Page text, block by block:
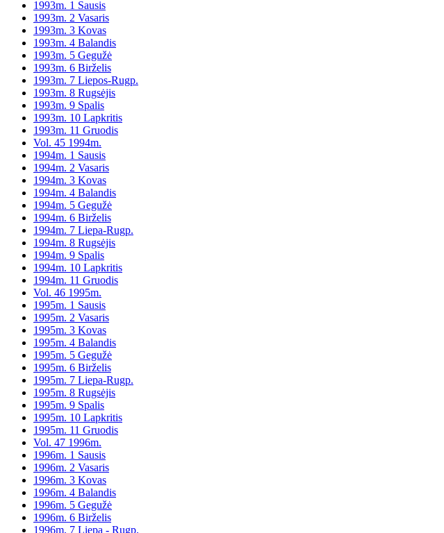
1993m. 1 Sausis
1993m. 2 Vasaris
1993m. 3 Kovas
1993m. 4 Balandis
1993m. 5 Gegužė
1993m. 6 Birželis
1993m. 7 Liepos-Rugp.
1993m. 8 Rugsėjis
1993m. 9 Spalis
1993m. 10 Lapkritis
1993m. 11 Gruodis
Vol. 45 1994m.
1994m. 1 Sausis
1994m. 2 Vasaris
1994m. 3 Kovas
1994m. 4 Balandis
1994m. 5 Gegužė
1994m. 6 Birželis
1994m. 7 Liepa-Rugp.
1994m. 8 Rugsėjis
1994m. 9 Spalis
1994m. 10 Lapkritis
1994m. 11 Gruodis
Vol. 46 1995m.
1995m. 1 Sausis
1995m. 2 Vasaris
1995m. 3 Kovas
1995m. 4 Balandis
1995m. 5 Gegužė
1995m. 6 Birželis
1995m. 7 Liepa-Rugp.
1995m. 8 Rugsėjis
1995m. 9 Spalis
1995m. 10 Lapkritis
1995m. 11 Gruodis
Vol. 47 1996m.
1996m. 1 Sausis
1996m. 2 Vasaris
1996m. 3 Kovas
1996m. 4 Balandis
1996m. 5 Gegužė
1996m. 6 Birželis
1996m. 7 Liepa - Rugp.